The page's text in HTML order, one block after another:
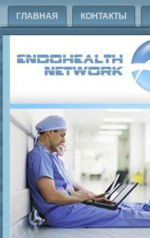
ГЛАВНАЯ КОНТАКТЫ